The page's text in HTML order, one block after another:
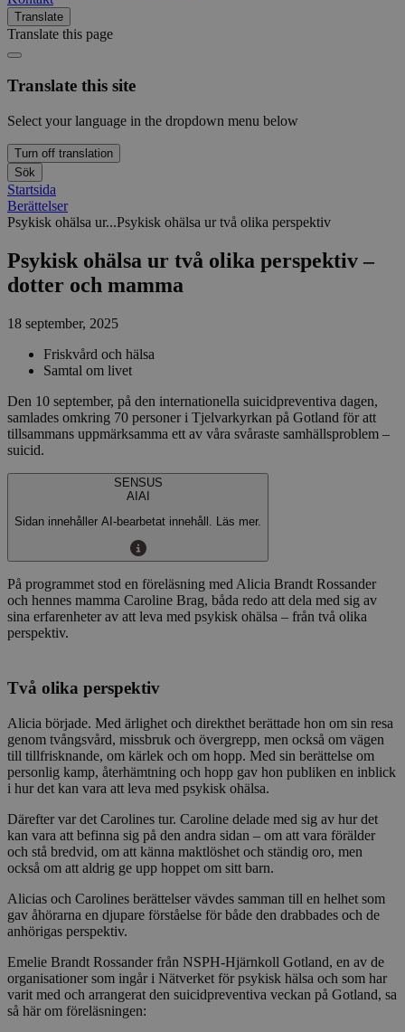
Translate
Translate this page
Translate this site
Select your language in the dropdown menu below
Turn off translation
Sök
Startsida
Berättelser
Psykisk ohälsa ur...Psykisk ohälsa ur två olika perspektiv
Psykisk ohälsa ur två olika perspektiv –
dotter och mamma
18 september, 2025
Friskvård och hälsa
Samtal om livet
Den 10 september, på den internationella suicidpreventiva dagen,
samlades omkring 70 personer i Tjelvarkyrkan på Gotland för att
tillsammans uppmärksamma ett av våra svåraste samhällsproblem –
suicid.
SENSUS
AIAI
Sidan innehåller AI-bearbetat innehåll. Läs mer.
På programmet stod en föreläsning med Alicia Brandt Rossander
och hennes mamma Caroline Brag, båda redo att dela med sig av
sina erfarenheter av att leva med psykisk ohälsa – från två olika
perspektiv.
Två olika perspektiv
Alicia började. Med ärlighet och direkthet berättade hon om sin resa
genom tvångsvård, missbruk och övergrepp, men också om vägen
till tillfrisknande, om kärlek och om hopp. Med sin berättelse om
personlig kamp, återhämtning och hopp gav hon publiken en inblick
i hur det kan vara att leva med psykisk ohälsa.
Därefter var det Carolines tur. Caroline delade med sig av hur det
kan vara att befinna sig på den andra sidan – om att vara förälder
och stå bredvid, om att känna maktlöshet och ständig oro, men
också om att aldrig ge upp hoppet om sitt barn.
Alicias och Carolines berättelser vävdes samman till en helhet som
gav åhörarna en djupare förståelse för både den drabbades och de
anhörigas perspektiv.
Emelie Brandt Rossander från NSPH-Hjärnkoll Gotland, en av de
organisationer som ingår i Nätverket för psykisk hälsa och som har
varit med och arrangerat den suicidpreventiva veckan på Gotland, sa
så här om föreläsningen: